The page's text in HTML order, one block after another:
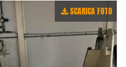
SCARICA FOTO